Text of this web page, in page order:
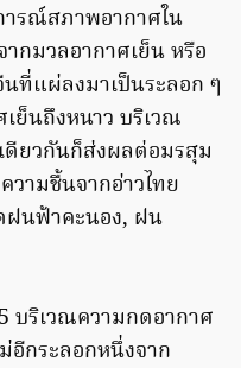
รณ์สภาพอากาศใน
กมวลอากาศเย็น หรือ
ที่แผ่ลงมาเป็นระลอก ๆ
ย็นถึงหนาว บริเวณ
ยวกันก็ส่งผลต่อมรสุม
วามชื้นจากอ่าวไทย
ฝนฟ้าคะนอง, ฝน
บริเวณความกดอากาศ
อีกระลอกหนึ่งจาก